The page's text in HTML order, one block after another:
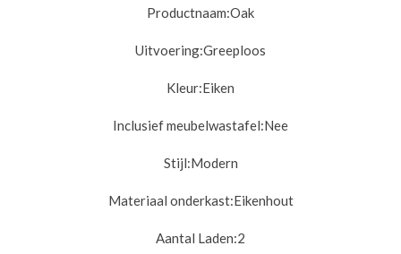
Productnaam:Oak
Uitvoering:Greeploos
Kleur:Eiken
Inclusief meubelwastafel:Nee
Stijl:Modern
Materiaal onderkast:Eikenhout
Aantal Laden:2